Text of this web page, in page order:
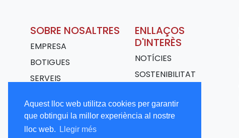
Aquest lloc web utilitza cookies per garantir
que obtingui la millor experiència al nostre
lloc web.
Llegir més
SOBRE NOSALTRES
EMPRESA
BOTIGUES
SERVEIS
TREBALLA AMB
NOSALTRES
ENLLAÇOS
D'INTERÈS
NOTÍCIES
SOSTENIBILITAT